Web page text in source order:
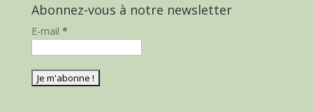
Abonnez-vous à notre newsletter
E-mail *